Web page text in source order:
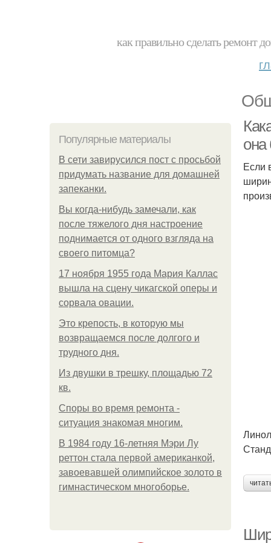
как правильно сделать ремонт
Популярные материалы
В сети завирусился пост с просьбой
придумать название для домашней
запеканки.
Вы когда-нибудь замечали, как
после тяжелого дня настроение
поднимается от одного взгляда на
своего питомца?
17 ноября 1955 года Мария Каллас
вышла на сцену чикагской оперы и
сорвала овации.
Это крепость, в которую мы
возвращаемся после долгого и
трудного дня.
Из двушки в трешку, площадью 72
кв.
Споры во время ремонта -
ситуация знакомая многим.
В 1984 году 16-летняя Мэри Лу
реттон стала первой американкой,
завоевавшей олимпийское золото в
гимнастическом многоборье.
она
Если